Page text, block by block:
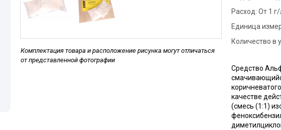
цеха
Комплектация товара и расположение рисунка могут отличаться
от представленной фотографии
Расход: От 1 г/
Единица
Количество в
Средство
качестве
(смесь (1:1)